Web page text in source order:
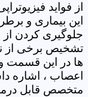
از فواید
این بیماری و
جلوگیری کردن
تشخیص برخی از
ها در این قسمت
اعصاب ، اشاره
متخصص قابل